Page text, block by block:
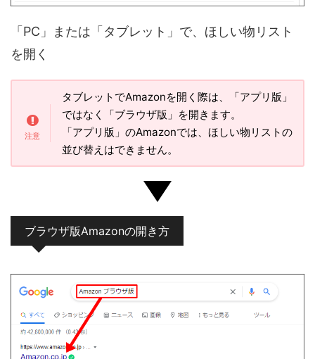
「PC」または「タブレット」で、ほしい物リスト
を開く
タブレットでAmazonを開く際は、「アプリ版」
ではなく「ブラウザ版」を開きます。
「アプリ版」のAmazonでは、ほしい物リストの
並び替えはできません。
ブラウザ版Amazonの開き方